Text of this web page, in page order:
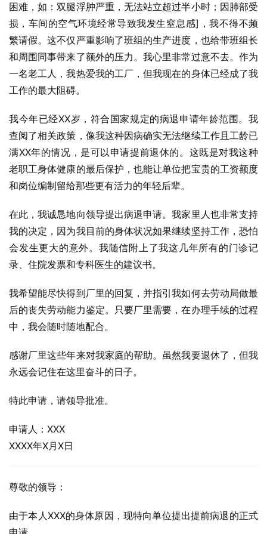
困难，如：双腿浮肿严重，无法站立超过半小时；因肺部受
损，车间的空气环境经常导致我发生窒息感]，我不得不频
繁请假。这不仅严重影响了班组的生产进度，也给带班组长
和周围同事带来了额外的压力。我心里非常过意不去。作为
一名老工人，我热爱我的工厂，但我现在的身体已经成了我
工作的最大阻碍。
我今年已经XX岁，符合国家规定的病退申请年龄范围。我
查阅了相关政策，像我这种因病确实无法继续工作且工龄已
满XX年的情况，是可以申请提前退休的。这既是对我这种
老职工身体健康的最后保护，也能让单位把宝贵的工资额度
和岗位编制留给那些更有活力的年轻后辈。
在此，我诚恳地向领导提出病退申请。我家里人也非常支持
我的决定，因为我目前的身体状况如果继续坚持工作，恐怕
会发生更大的意外。我随信附上了我这几年所有的门诊记
录、住院发票和专科医生的建议书。
我希望能尽快得到厂里的回复，并指引我如何去劳动局做最
后的丧失劳动能力鉴定。只要厂里需要，在办理手续的过程
中，我会随时随地配合。
感谢厂里这些年来对我家庭的帮助。虽然我要退休了，但我
永远会记住在这里奋斗的日子。
特此申请，请领导批准。
申请人：XXX
XXXX年X月X日
尊敬的领导：
由于本人XXX的身体原因，现特向单位提出提前病退的正式